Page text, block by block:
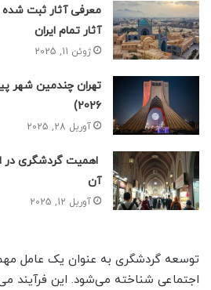
معرفی آثار ثبت
آثار تمام ایران
ژوئن 11, 2025
2026)
آوریل 28, 2025
اهمیت گردشگری در
آن
آوریل 12, 2025
توسعه گردشگری به عنوان یک عامل
اجتماعی شناخته می‌شود. این فرآیند